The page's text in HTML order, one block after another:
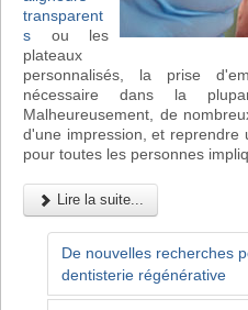
transparent
s ou les
plateaux
personnalisés, la prise
nécessaire dans la
Malheureusement, de
d'une impression, et reprendre
pour toutes les personnes
Lire la suite...
De nouvelles recherches
dentisterie régénérative